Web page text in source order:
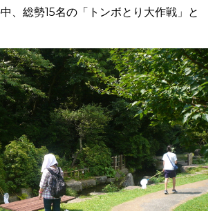
、総勢15名の「トンボとり大作戦」と